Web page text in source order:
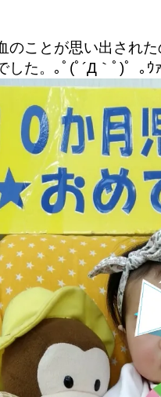
のことが思い出され
した。｡ﾟ(ﾟ´Д｀ﾟ)゜｡ｳ